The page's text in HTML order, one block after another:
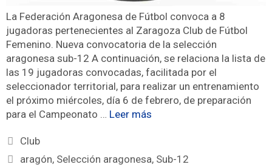
La Federación Aragonesa de Fútbol convoca a 8
jugadoras pertenecientes al Zaragoza Club de Fútbol
Femenino. Nueva convocatoria de la selección
aragonesa sub-12 A continuación, se relaciona la lista de
las 19 jugadoras convocadas, facilitada por el
seleccionador territorial, para realizar un entrenamiento
el próximo miércoles, día 6 de febrero, de preparación
para el Campeonato … Leer más
Club
aragón, Selección aragonesa, Sub-12